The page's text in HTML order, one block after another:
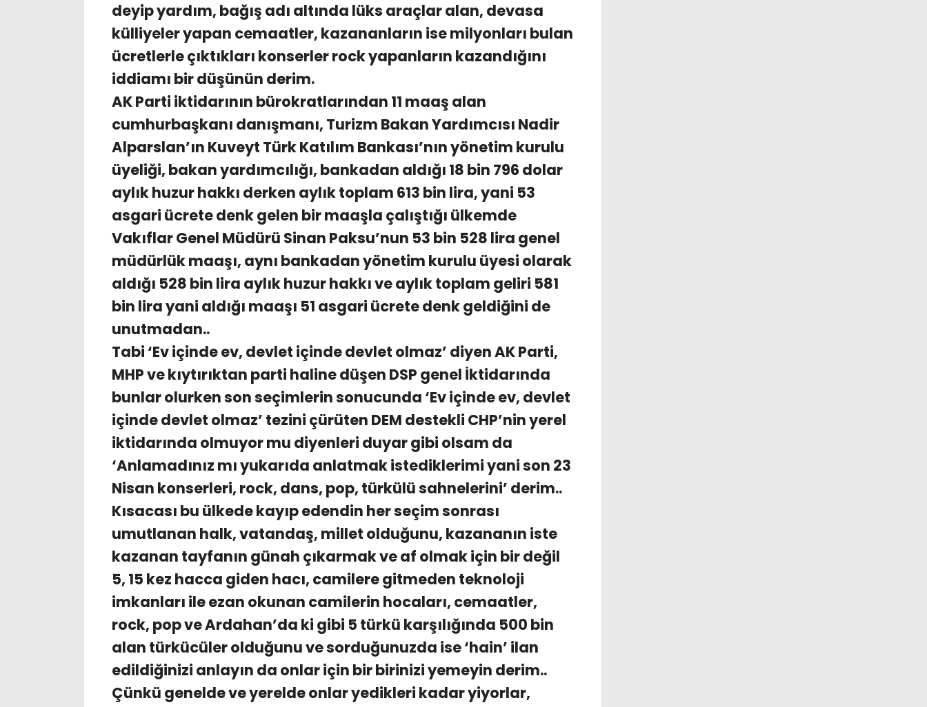
deyip yardım, bağış adı altında lüks araçlar alan, devasa
külliyeler yapan cemaatler, kazananların ise milyonları bulan
ücretlerle çıktıkları konserler rock yapanların kazandığını
iddiamı bir düşünün derim.
AK Parti iktidarının bürokratlarından 11 maaş alan
cumhurbaşkanı danışmanı, Turizm Bakan Yardımcısı Nadir
Alparslan’ın Kuveyt Türk Katılım Bankası’nın yönetim kurulu
üyeliği, bakan yardımcılığı, bankadan aldığı 18 bin 796 dolar
aylık huzur hakkı derken aylık toplam 613 bin lira, yani 53
asgari ücrete denk gelen bir maaşla çalıştığı ülkemde
Vakıflar Genel Müdürü Sinan Paksu’nun 53 bin 528 lira genel
müdürlük maaşı, aynı bankadan yönetim kurulu üyesi olarak
aldığı 528 bin lira aylık huzur hakkı ve aylık toplam geliri 581
bin lira yani aldığı maaşı 51 asgari ücrete denk geldiğini de
unutmadan..
Tabi ‘Ev içinde ev, devlet içinde devlet olmaz’ diyen AK Parti,
MHP ve kıytırıktan parti haline düşen DSP genel İktidarında
bunlar olurken son seçimlerin sonucunda ‘Ev içinde ev, devlet
içinde devlet olmaz’ tezini çürüten DEM destekli CHP’nin yerel
iktidarında olmuyor mu diyenleri duyar gibi olsam da
‘Anlamadınız mı yukarıda anlatmak istediklerimi yani son 23
Nisan konserleri, rock, dans, pop, türkülü sahnelerini’ derim..
Kısacası bu ülkede kayıp edendin her seçim sonrası
umutlanan halk, vatandaş, millet olduğunu, kazananın iste
kazanan tayfanın günah çıkarmak ve af olmak için bir değil
5, 15 kez hacca giden hacı, camilere gitmeden teknoloji
imkanları ile ezan okunan camilerin hocaları, cemaatler,
rock, pop ve Ardahan’da ki gibi 5 türkü karşılığında 500 bin
alan türkücüler olduğunu ve sorduğunuzda ise ‘hain’ ilan
edildiğinizi anlayın da onlar için bir birinizi yemeyin derim..
Çünkü genelde ve yerelde onlar yedikleri kadar yiyorlar,